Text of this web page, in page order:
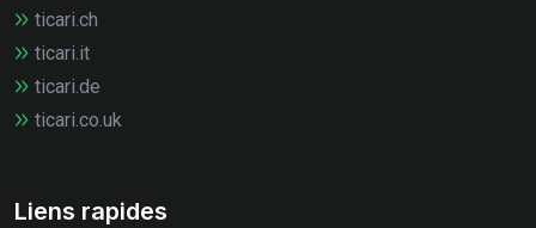
ticari.ch
ticari.it
ticari.de
ticari.co.uk
Liens rapides